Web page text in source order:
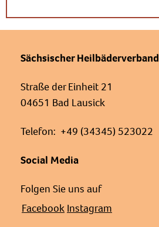
Sächsischer Heilbäderverband
Straße der Einheit 21
04651 Bad Lausick
Telefon: +49 (34345) 523022
Social Media
Folgen Sie uns auf
Facebook Instagram